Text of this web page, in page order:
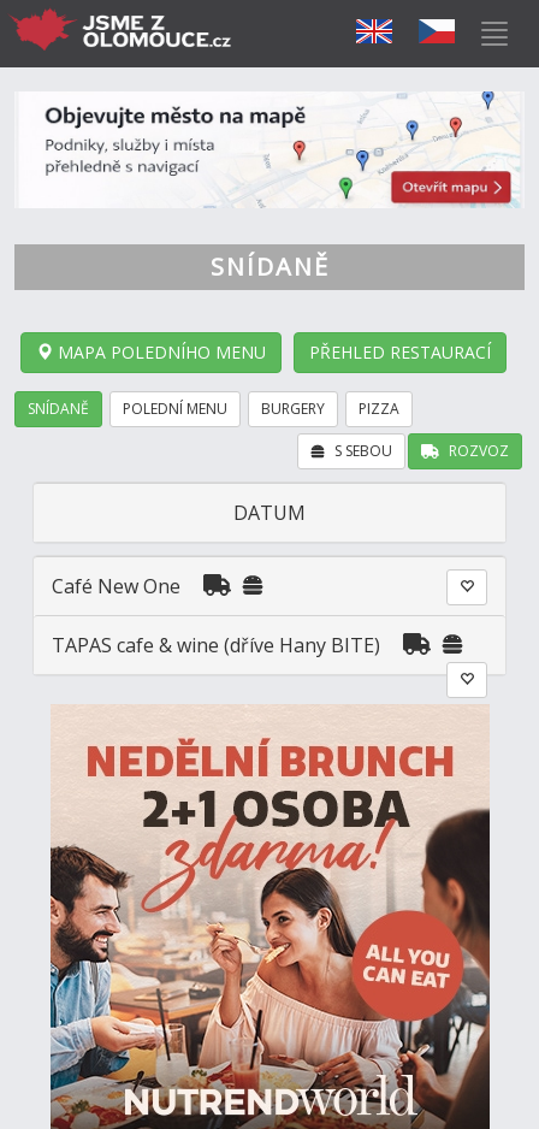
SNÍDANĚ
MAPA POLEDNÍHO MENU PŘEHLED RESTAURACÍ
SNÍDANĚ POLEDNÍ MENU BURGERY PIZZA
ROZVOZ
S SEBOU
DATUM
Café New One
TAPAS cafe & wine (dříve Hany BITE)